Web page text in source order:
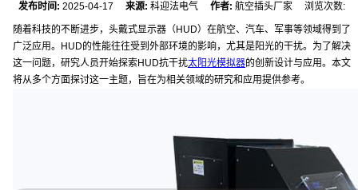
发布时间: 2025-04-17来源: 科迎法电气作者: 航空插头厂家 浏览次数:
随着科技的不断进步，头戴式显示器（HUD）在航空、汽车、军事等领域得到了
广泛应用。HUD的性能往往受到外部环境的影响，尤其是阳光的干扰。为了解决
这一问题，研究人员开始探索HUD抗干扰太阳光模拟器的创新设计与应用。本文
将从多个方面探讨这一主题，旨在为相关领域的研究和应用提供参考。